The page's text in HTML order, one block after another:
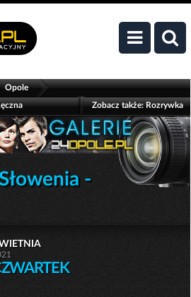
Opole
Zobacz także:Rozrywka
-